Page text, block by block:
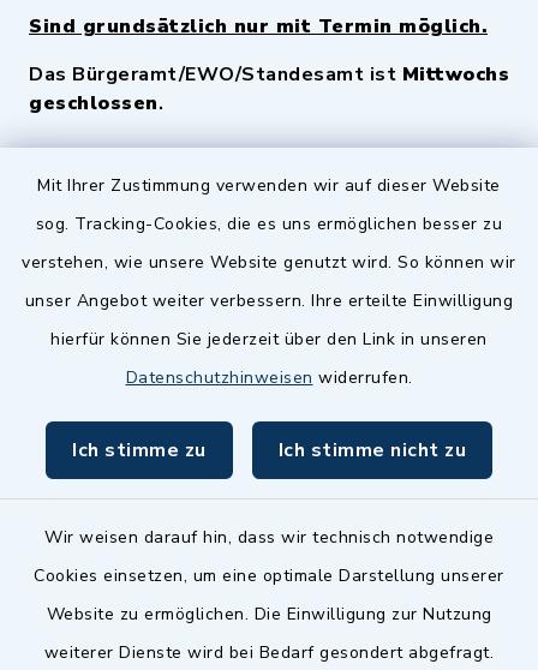
Mit Ihrer Zustimmung verwenden wir auf dieser Website
sog. Tracking-Cookies, die es uns ermöglichen besser zu
verstehen, wie unsere Website genutzt wird. So können wir
unser Angebot weiter verbessern. Ihre erteilte Einwilligung
hierfür können Sie jederzeit über den Link in unseren
Datenschutzhinweisen widerrufen.
Ich stimme zu Ich stimme nicht zu
Wir weisen darauf hin, dass wir technisch notwendige
Cookies einsetzen, um eine optimale Darstellung unserer
Website zu ermöglichen. Die Einwilligung zur Nutzung
weiterer Dienste wird bei Bedarf gesondert abgefragt.
Sind grundsätzlich nur mit Termin möglich.
Das Bürgeramt/EWO/Standesamt ist Mittwochs
geschlossen.
Quicklinks
Zenngrund Allianz
Dillenberggruppe
inixmedia GmbH